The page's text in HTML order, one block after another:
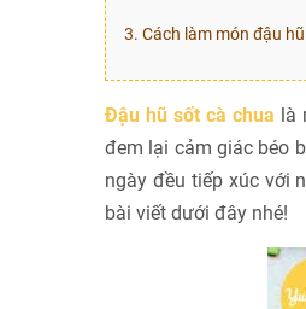
3. Cách làm món đậu
Đậu hũ sốt cà chua là
đem lại cảm giác béo
ngày đều tiếp xúc với
bài viết dưới đây nhé!